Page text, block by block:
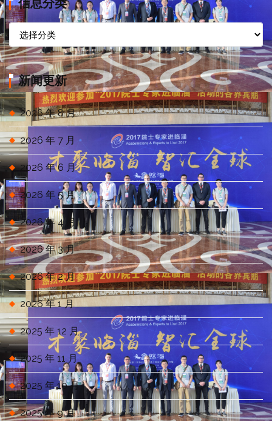
信息分类
信
息
分
类新闻更新
2026 年 8 月
2026 年 7 月
2026 年 6 月
2026 年 5 月
2026 年 4 月
2026 年 3 月
2026 年 2 月
2026 年 1 月
2025 年 12 月
2025 年 11 月
2025 年 10 月
2025 年 9 月